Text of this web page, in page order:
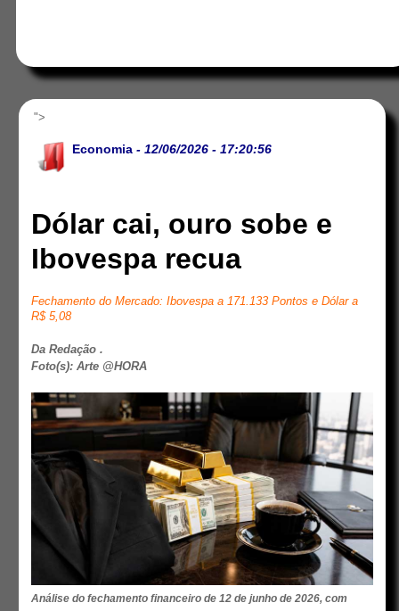
">
Economia - 12/06/2026 - 17:20:56
Dólar cai, ouro sobe e
Ibovespa recua
Fechamento do Mercado: Ibovespa a 171.133 Pontos e Dólar a
R$ 5,08
Da Redação .
Foto(s): Arte @HORA
Análise do fechamento financeiro de 12 de junho de 2026, com